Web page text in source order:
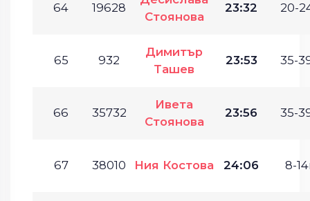
64 19628
Стоянова
23:32 20-
65 932
Димитър
Ташев
23:53 35-
66 35732
Ивета
Стоянова
23:56 35-
67 38010 Ния Костова 24:06 8-